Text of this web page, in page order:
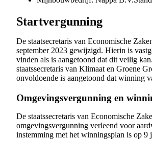
Startvergunning
De staatsecretaris van Economische
september 2023 gewijzigd. Hierin is
vinden als is aangetoond dat dit veilig
staatssecretaris van Klimaat en Groene
onvoldoende is aangetoond dat winning
Omgevingsvergunning en
De staatssecretaris van Economische
omgevingsvergunning verleend voor
instemming met het winningsplan is op 9